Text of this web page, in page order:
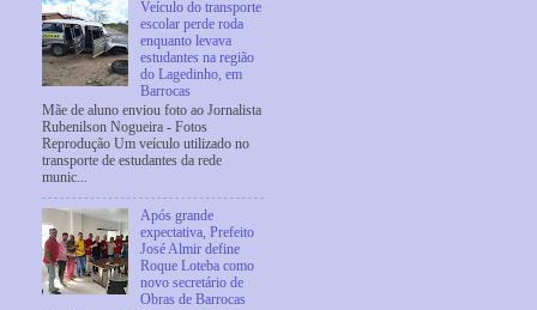
Veículo do transporte
escolar perde roda
enquanto levava
estudantes na região
do Lagedinho, em
Barrocas
Mãe de aluno enviou foto ao Jornalista
Rubenilson Nogueira - Fotos
Reprodução Um veículo utilizado no
transporte de estudantes da rede
munic...
Após grande
expectativa, Prefeito
José Almir define
Roque Loteba como
novo secretário de
Obras de Barrocas